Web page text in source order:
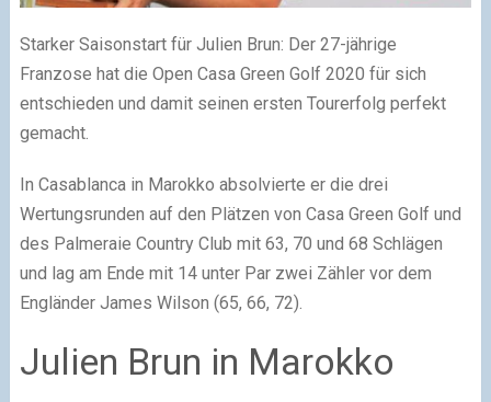
Starker Saisonstart für Julien Brun: Der 27-jährige
Franzose hat die Open Casa Green Golf 2020 für sich
entschieden und damit seinen ersten Tourerfolg perfekt
gemacht.
In Casablanca in Marokko absolvierte er die drei
Wertungsrunden auf den Plätzen von Casa Green Golf und
des Palmeraie Country Club mit 63, 70 und 68 Schlägen
und lag am Ende mit 14 unter Par zwei Zähler vor dem
Engländer James Wilson (65, 66, 72).
Julien Brun in Marokko